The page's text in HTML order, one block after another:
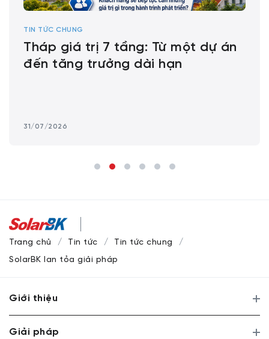
TIN TỨC CHUNG
Tháp giá trị 7 tầng: Từ một dự án
đến tăng trưởng dài hạn
31/07/2026
Trang chủ Tin tức
Tin tức chung
SolarBK lan tỏa giải pháp năng lượng bền vững tại Diễn
Giới thiệu
Giải pháp